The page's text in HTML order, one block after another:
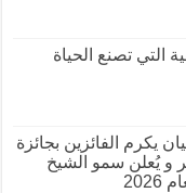
التي تصنع الحياة
يكرم الفائزين بجائزة
و يُعلن سمو الشيخ